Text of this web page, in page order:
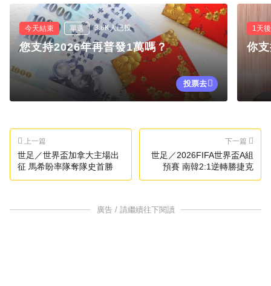
今天結束 單選 3.6K人已投
您支持2026年再普發1萬嗎？
投票去
1天
你
上一篇
世足／世界盃加拿大主場出
征 馬希盼率隊奪隊史首勝
下一篇
世足／2026FIFA世界盃A組
預賽 南韓2:1逆轉勝捷克
廣告 / 請繼續往下閱讀